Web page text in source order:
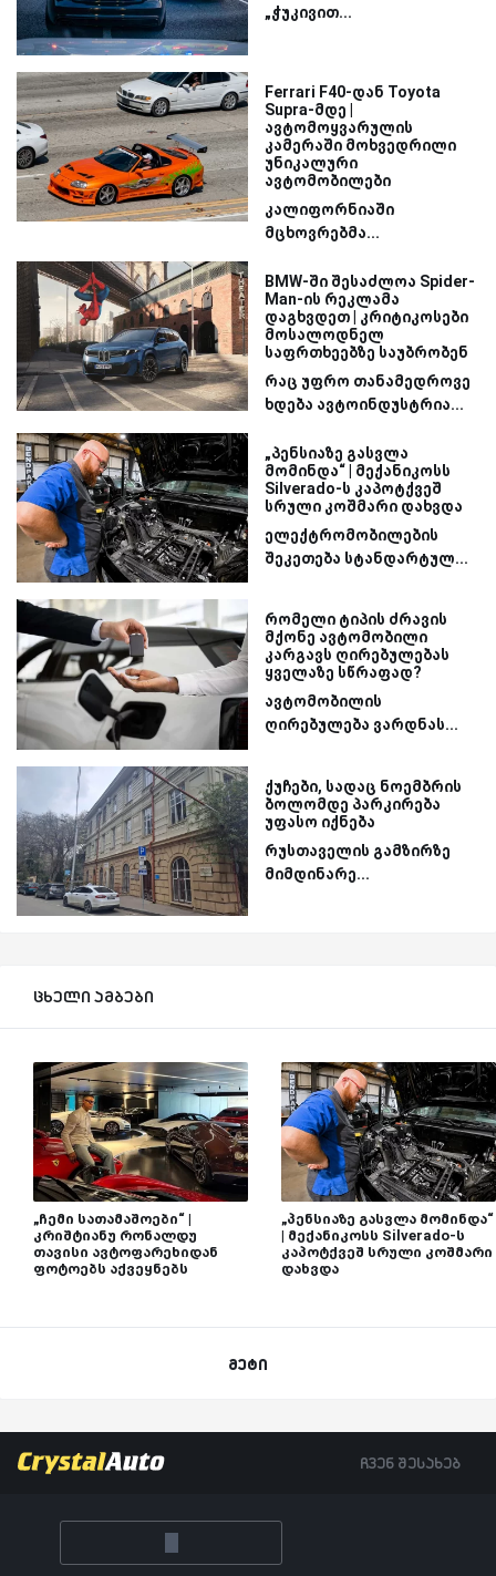
„ჭუკივით...
Ferrari F40-დან Toyota
Supra-მდე |
ავტომოყვარულის
კამერაში მოხვედრილი
უნიკალური
ავტომობილები
კალიფორნიაში
მცხოვრებმა...
BMW-ში შესაძლოა Spider-
Man-ის რეკლამა
დაგხვდეთ | კრიტიკოსები
მოსალოდნელ
საფრთხეებზე საუბრობენ
რაც უფრო თანამედროვე
ხდება ავტოინდუსტრია...
„პენსიაზე გასვლა
მომინდა“ | მექანიკოსს
Silverado-ს კაპოტქვეშ
სრული კოშმარი დახვდა
ელექტრომობილების
შეკეთება სტანდარტულ...
რომელი ტიპის ძრავის
მქონე ავტომობილი
კარგავს ღირებულებას
ყველაზე სწრაფად?
ავტომობილის
ღირებულება ვარდნას...
ქუჩები, სადაც ნოემბრის
ბოლომდე პარკირება
უფასო იქნება
რუსთაველის გამზირზე
მიმდინარე...
ცხელი ამბები
„ჩემი სათამაშოები“ |
კრიშტიანუ რონალდუ
თავისი ავტოფარეხიდან
ფოტოებს აქვეყნებს
„პენსიაზე გასვლა მომინდა“
| მექანიკოსს Silverado-ს
კაპოტქვეშ სრული კოშმარი
დახვდა
მეტი
ჩვენ შესახებ